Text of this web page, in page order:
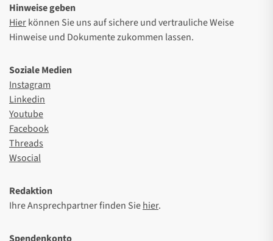
Hinweise geben
Hierkönnen Sie uns auf sichere und vertrauliche Weise
Hinweise und Dokumente zukommen lassen.
Soziale Medien
Instagram
Linkedin
Youtube
Facebook
Threads
Wsocial
Redaktion
Ihre Ansprechpartner finden Siehier.
Spendenkonto